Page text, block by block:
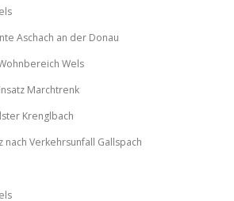
Aschach an der Donau
Wels
Marchtrenk
Krenglbach
nach Verkehrsunfall Gallspach